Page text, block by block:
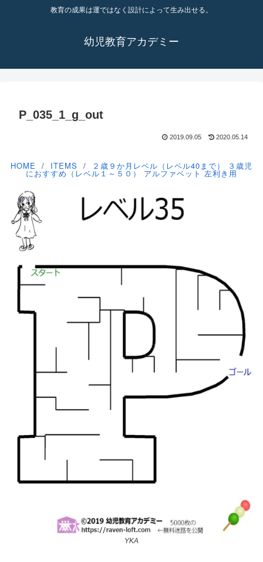
教育の成果は運ではなく設計によって生み出せる。
幼児教育アカデミー
P_035_1_g_out
2019.09.05 2020.05.14
HOME ITEMS ２歳９か月レベル（レベル40まで） ３歳児
におすすめ（レベル１～５０） アルファベット 左利き用
YKA